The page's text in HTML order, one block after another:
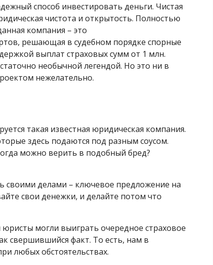
способ инвестировать деньги. Чистая
чистота и открытость. Полностью
компания – это
решающая в судебном порядке спорные
выплат страховых сумм от 1 млн.
необычной легендой. Но это ни в
нежелательно.
такая известная юридическая компания.
здесь подаются под разным соусом.
можно верить в подобный бред?
своими делами – ключевое предложение на
свои денежки, и делайте потом что
могли выиграть очередное страховое
свершившийся факт. То есть, нам в
любых обстоятельствах.